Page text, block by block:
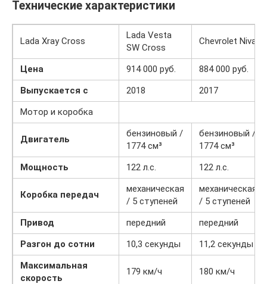
Технические характеристики
Lada Xray Cross
Lada Vesta
SW Cross
Chevrolet Niva
Цена 914 000 руб.
884 000 руб.
Выпускается c
2018
2017
Мотор и коробка
Двигатель
бензиновый /
1774 см³
бензиновый /
1774 см³
Мощность
122 л.с. 122 л.с.
Коробка передач
механическая
/ 5 ступеней
механическая
/ 5 ступеней
Привод
передний
передний
Разгон до сотни
10,3 секунды
11,2 секунды
Максимальная
скорость
179 км/ч 180 км/ч